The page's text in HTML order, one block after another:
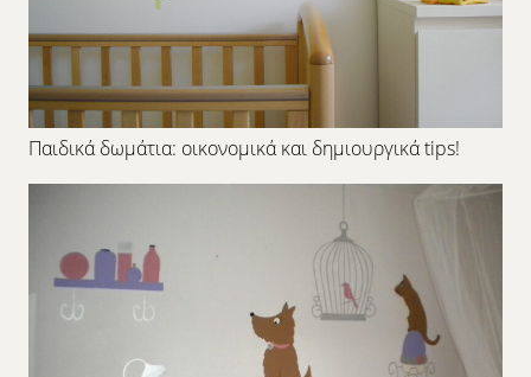
Παιδικά δωμάτια: οικονομικά και δημιουργικά tips!